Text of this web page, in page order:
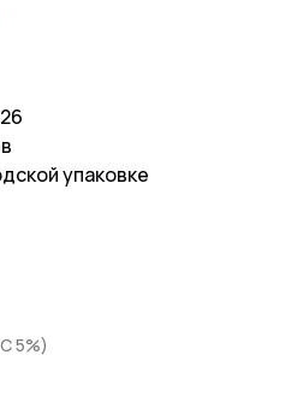
упаковке
5%)